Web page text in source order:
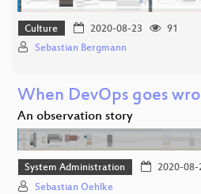
Culture 2020-08-23
91
Sebastian Bergmann
When DevOps goes
An observation story
System Administration 2020-08-
Sebastian Oehlke